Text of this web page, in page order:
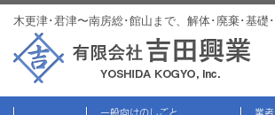
木更津･君津〜南房総･館山まで、解体･廃棄･基
一般向けのしごと 業